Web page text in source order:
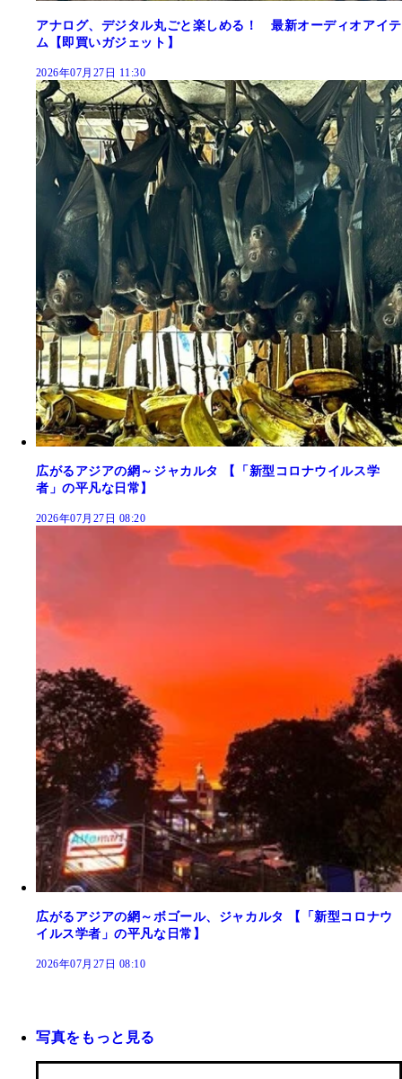
アナログ、デジタル丸ごと楽しめる！ 最新オーディオアイテ
ム【即買いガジェット】
2026年07月27日 11:30
広がるアジアの網～ジャカルタ 【「新型コロナウイルス学
者」の平凡な日常】
2026年07月27日 08:20
広がるアジアの網～ボゴール、ジャカルタ 【「新型コロナウ
イルス学者」の平凡な日常】
2026年07月27日 08:10
写真をもっと見る